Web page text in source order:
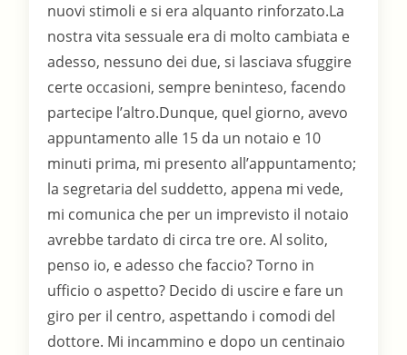
nuovi stimoli e si era alquanto rinforzato.La
nostra vita sessuale era di molto cambiata e
adesso, nessuno dei due, si lasciava sfuggire
certe occasioni, sempre beninteso, facendo
partecipe l’altro.Dunque, quel giorno, avevo
appuntamento alle 15 da un notaio e 10
minuti prima, mi presento all’appuntamento;
la segretaria del suddetto, appena mi vede,
mi comunica che per un imprevisto il notaio
avrebbe tardato di circa tre ore. Al solito,
penso io, e adesso che faccio? Torno in
ufficio o aspetto? Decido di uscire e fare un
giro per il centro, aspettando i comodi del
dottore. Mi incammino e dopo un centinaio